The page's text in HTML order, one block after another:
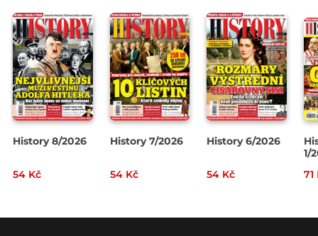
History 8/2026
54 Kč
History 7/2026
54 Kč
History 6/2026
54 Kč
1/
71